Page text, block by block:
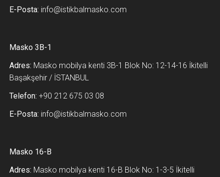
E-Posta: info@istikbalmasko.com
Masko 3B-1
Adres: Masko mobilya kenti 3B-1 Blok No: 12-14-16 İkitelli
Başakşehir / İSTANBUL
Telefon: +90 212 675 03 08
E-Posta: info@istikbalmasko.com
Masko 16-B
Adres: Masko mobilya kenti 16-B Blok No: 1-3-5 İkitelli